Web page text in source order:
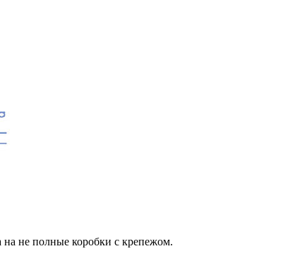
на не полные коробки с крепежом.